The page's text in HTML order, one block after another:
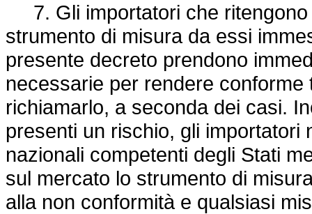
7. Gli importatori che ritengono
strumento di misura da essi
presente decreto prendono
necessarie per rendere
richiamarlo, a seconda dei casi.
presenti un rischio, gli importatori
nazionali competenti degli Stati
sul mercato lo strumento di
alla non conformità e qualsiasi